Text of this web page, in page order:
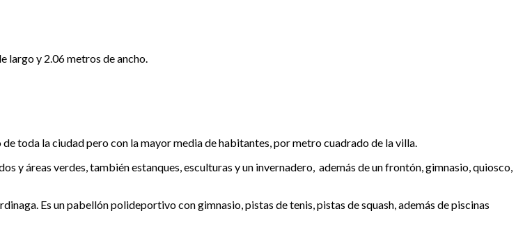
largo y 2.06 metros de ancho.
toda la ciudad pero con la mayor media de habitantes, por metro cuadrado de la villa.
y áreas verdes, también estanques, esculturas y un invernadero, además de un frontón, gimnasio, quiosco,
Es un pabellón polideportivo con gimnasio, pistas de tenis, pistas de squash, además de piscinas